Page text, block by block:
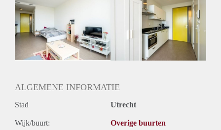
Mogelijk
Inkomen eis
2,8 X Maandhuur Bruto
Huurtermijn
Onbepaalde termijn
Oplevering
ALGEMENE INFORMATIE
Stad Utrecht
Wijk/buurt: Overige buurten